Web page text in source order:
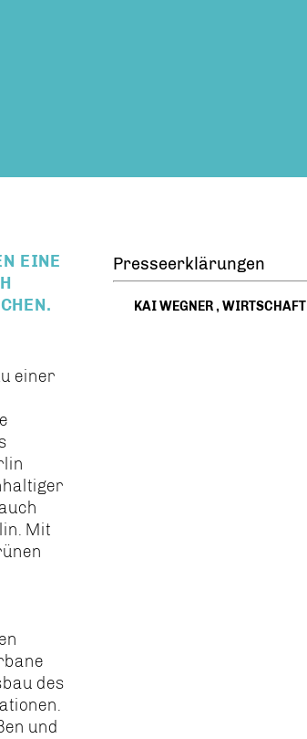
EINE
einer
Mit
des
und
Presseerklärungen
KAI WEGNER,WIRTSCHAFT